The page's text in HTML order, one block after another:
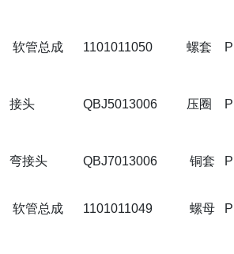
软管总成 1101011050 螺套
接头 QBJ5013006 压圈
弯接头 QBJ7013006 铜套
软管总成 1101011049 螺母